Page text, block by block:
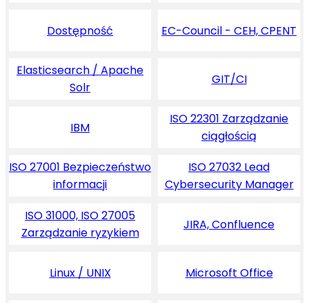
Dostępność EC-Council - CEH, CPENT
Elasticsearch / Apache
Solr
GIT/CI
IBM
ISO 22301 Zarządzanie
ciągłością
ISO 27001 Bezpieczeństwo
informacji
ISO 27032 Lead
Cybersecurity Manager
ISO 31000, ISO 27005
Zarządzanie ryzykiem
JIRA, Confluence
Linux / UNIX Microsoft Office